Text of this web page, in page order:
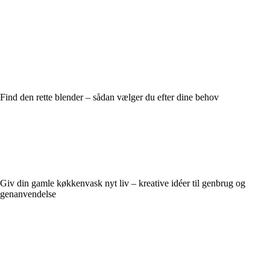
Find den rette blender – sådan vælger du efter dine behov
Giv din gamle køkkenvask nyt liv – kreative idéer til genbrug og
genanvendelse